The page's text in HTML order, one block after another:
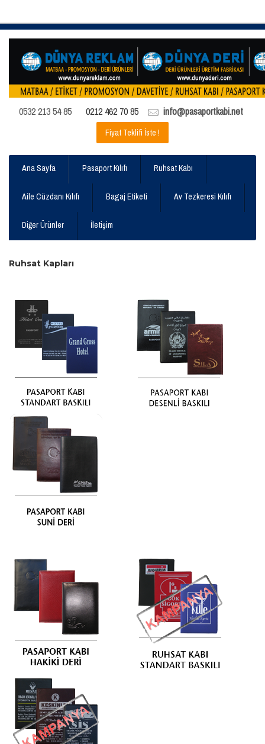
0532 213 54 85 0212 462 70 85 info@pasaportkabi.net
Fiyat Teklifi İste !
Ana Sayfa Pasaport Kılıfı Ruhsat Kabı
Aile Cüzdanı Kılıfı Bagaj Etiketi Av Tezkeresi Kılıfı
Diğer Ürünler İletişim
Ruhsat Kapları